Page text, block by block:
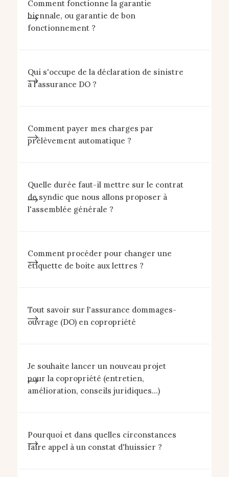
Comment fonctionne la garantie
biennale, ou garantie de bon
fonctionnement ?
Qui s'occupe de la déclaration de sinistre
à l'assurance DO ?
Comment payer mes charges par
prélèvement automatique ?
Quelle durée faut-il mettre sur le contrat
de syndic que nous allons proposer à
l'assemblée générale ?
Comment procéder pour changer une
étiquette de boite aux lettres ?
Tout savoir sur l'assurance dommages-
ouvrage (DO) en copropriété
Je souhaite lancer un nouveau projet
pour la copropriété (entretien,
amélioration, conseils juridiques...)
Pourquoi et dans quelles circonstances
faire appel à un constat d'huissier ?